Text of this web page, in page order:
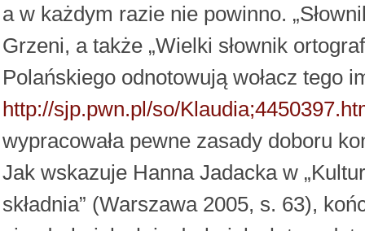
a w każdym razie nie powinno.
Grzeni, a także „Wielki słownik
Polańskiego odnotowują wołacz tego
http://sjp.pwn.pl/so/
wypracowała pewne zasady doboru
Jak wskazuje Hanna Jadacka w
składnia” (Warszawa 2005, s. 63),